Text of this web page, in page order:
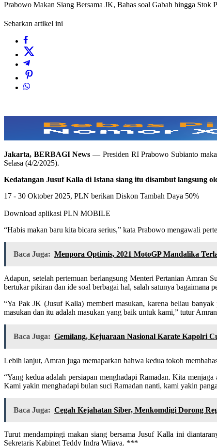
Prabowo Makan Siang Bersama JK, Bahas soal Gabah hingga Stok
Sebarkan artikel ini
Jakarta, BERBAGI News — Presiden RI Prabowo Subianto
Selasa (4/2/2025).
Kedatangan Jusuf Kalla di Istana siang itu disambut langsung
17 - 30 Oktober 2025, PLN berikan Diskon Tambah Daya 50%
Download aplikasi PLN MOBILE
“Habis makan baru kita bicara serius,” kata Prabowo mengawali
Baca Juga: Menpora Optimis, 2021 MotoGP Mandalika
Adapun, setelah pertemuan berlangsung Menteri Pertanian Amran
bertukar pikiran dan ide soal berbagai hal, salah satunya bagaimana
“Ya Pak JK (Jusuf Kalla) memberi masukan, karena beliau
masukan dan itu adalah masukan yang baik untuk kami,” tutur
Baca Juga: Gemilang, Kejuaraan Nasional Karate Kapolri
Lebih lanjut, Amran juga memaparkan bahwa kedua tokoh
“Yang kedua adalah persiapan menghadapi Ramadan. Kita
Kami yakin menghadapi bulan suci Ramadan nanti, kami yakin
Baca Juga: Cegah Kejahatan Siber, Menkomdigi Dorong
Turut mendampingi makan siang bersama Jusuf Kalla ini
Sekretaris Kabinet Teddy Indra Wijaya. ***